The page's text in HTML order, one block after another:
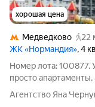
хорошая цена
Медведково
22
ЖК «Нормандия», 4
Номер лота: 100877.
просто
пространство для
современном ЖК
Агентство Яна